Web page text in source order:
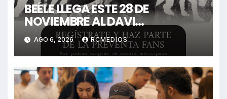
BEÉLE LLEGA ESTE 28 DE
NOVIEMBRE AL DAVI
ARENA.COMIENZA LA VENTA DE
BOLETERÍA DE «BORONDOTOUR»
AGO 6, 2026 RCMEDIOS